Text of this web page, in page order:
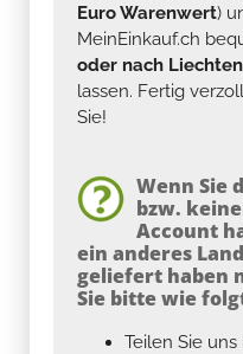
Euro Warenwert)
MeinEinkauf.ch
oder nach
lassen. Fertig
Sie!
Wenn Sie
bzw.
Account
ein anderes
geliefert haben
Sie bitte wie
Teilen Sie